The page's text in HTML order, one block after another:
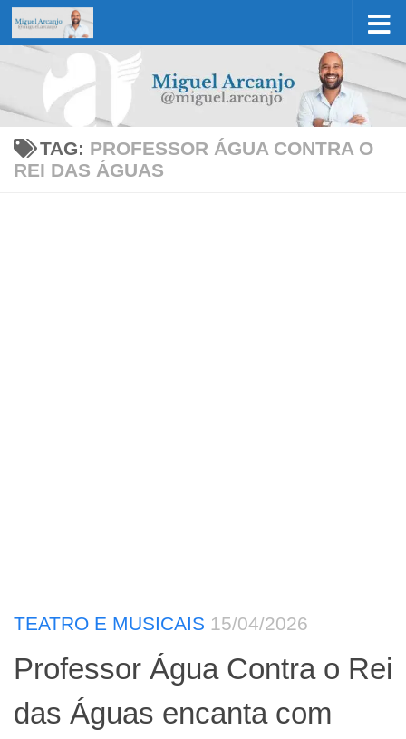
Skip to content
TAG: PROFESSOR ÁGUA CONTRA O
REI DAS ÁGUAS
TEATRO E MUSICAIS 15/04/2026
Professor Água Contra o Rei
das Águas encanta com